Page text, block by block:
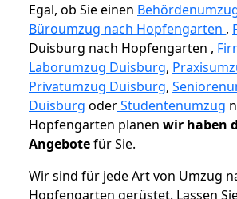
Egal, ob Sie einen
Büroumzug nach Hopfengarten ,
Duisburg nach Hopfengarten ,
Laborumzug Duisburg,
Privatumzug Duisburg,
Duisburg oderStudentenumzug
Hopfengarten planen wir haben
Angebotefür Sie.
Wir sind für jede Art von Umzug
Hopfengarten gerüstet. Lassen